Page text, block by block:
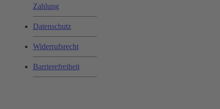
Zahlung
Datenschutz
Widerrufsrecht
Barrierefreiheit